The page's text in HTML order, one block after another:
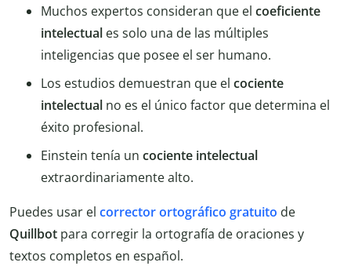
Muchos expertos consideran que el coeficiente
intelectual es solo una de las múltiples
inteligencias que posee el ser humano.
Los estudios demuestran que el cociente
intelectual no es el único factor que determina el
éxito profesional.
Einstein tenía un cociente intelectual
extraordinariamente alto.
Puedes usar el corrector ortográfico gratuito de
Quillbot para corregir la ortografía de oraciones y
textos completos en español.